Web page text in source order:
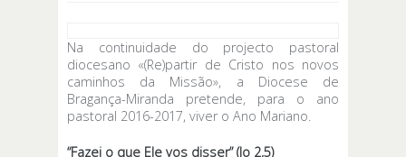
Na continuidade do projecto pastoral
diocesano «(Re)partir de Cristo nos novos
caminhos da Missão», a Diocese de
Bragança-Miranda pretende, para o ano
pastoral 2016-2017, viver o Ano Mariano.
“Fazei o que Ele vos disser” (Jo 2,5)